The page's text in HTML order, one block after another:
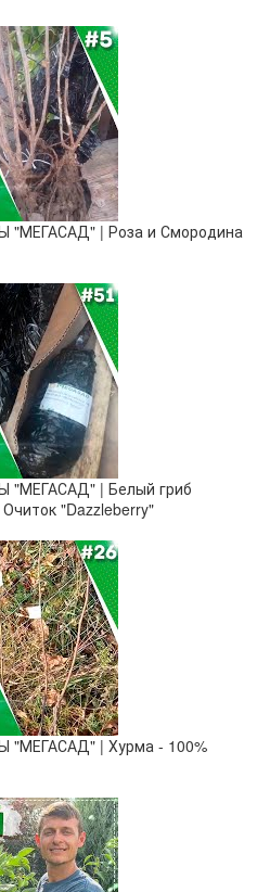
| Роза и Смородина
| Белый гриб
"Dazzleberry"
| Хурма - 100%